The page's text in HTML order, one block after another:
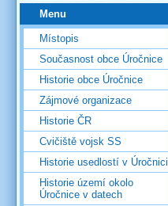
Menu
Místopis
Současnost obce Úročnice
Historie obce Úročnice
Zájmové organizace
Historie ČR
Cvičiště vojsk SS
Historie usedlostí v Úročnici
Historie území okolo
Úročnice v datech